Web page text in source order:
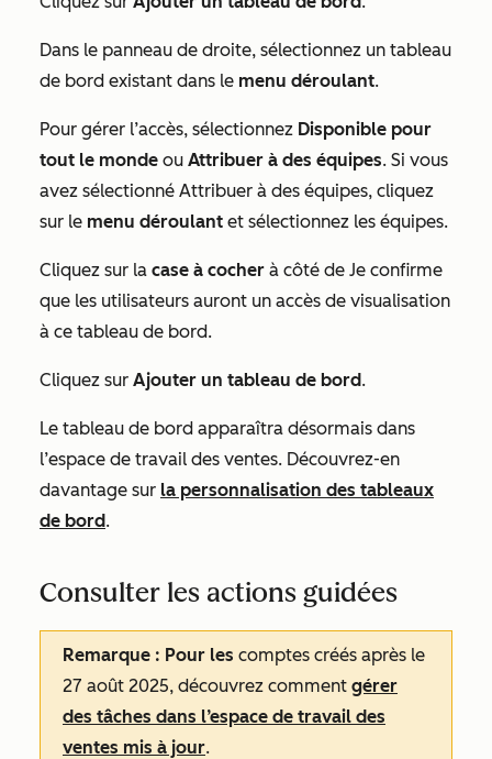
Dans le panneau de droite, sélectionnez un tableau
de bord existant dans le menu déroulant.
Pour gérer l’accès, sélectionnez Disponible pour
tout le monde ou Attribuer à des équipes. Si vous
avez sélectionné Attribuer à des équipes, cliquez
sur le menu déroulant et sélectionnez les équipes.
Cliquez sur la case à cocher à côté de Je confirme
que les utilisateurs auront un accès de visualisation
à ce tableau de bord.
Cliquez sur Ajouter un tableau de bord.
Le tableau de bord apparaîtra désormais dans
l’espace de travail des ventes. Découvrez-en
davantage sur la personnalisation des tableaux
de bord.
Consulter les actions guidées
Remarque : Pour les comptes créés après le
27 août 2025, découvrez comment gérer
des tâches dans l’espace de travail des
ventes mis à jour.